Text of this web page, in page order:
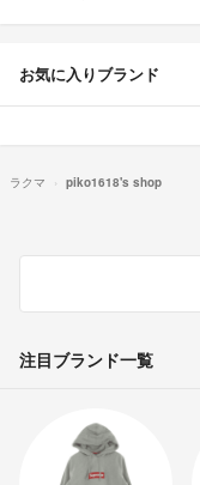
お気に入りブランド
ラクマ piko1618's shop
注目ブランド一覧